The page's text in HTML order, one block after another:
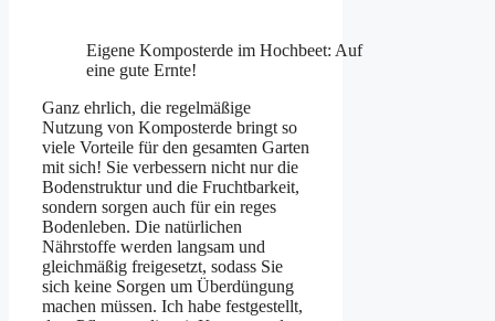
Eigene Komposterde im Hochbeet: Auf
eine gute Ernte!
Ganz ehrlich, die regelmäßige
Nutzung von Komposterde bringt so
viele Vorteile für den gesamten Garten
mit sich! Sie verbessern nicht nur die
Bodenstruktur und die Fruchtbarkeit,
sondern sorgen auch für ein reges
Bodenleben. Die natürlichen
Nährstoffe werden langsam und
gleichmäßig freigesetzt, sodass Sie
sich keine Sorgen um Überdüngung
machen müssen. Ich habe festgestellt,